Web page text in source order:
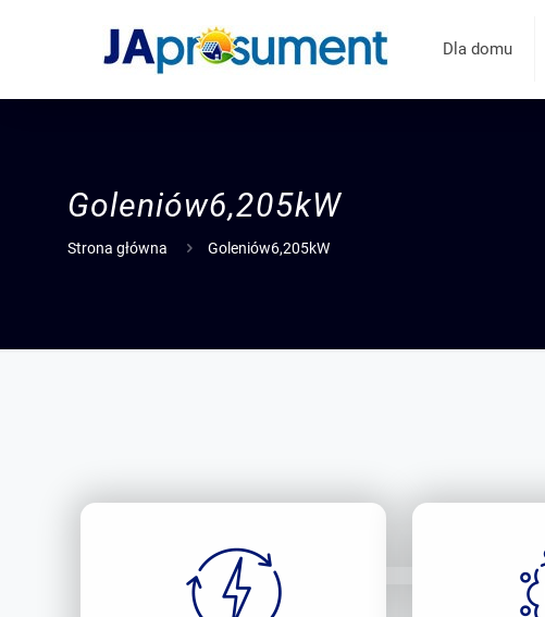
Dla domu
Goleniów6,205kW
Strona główna Goleniów6,205kW